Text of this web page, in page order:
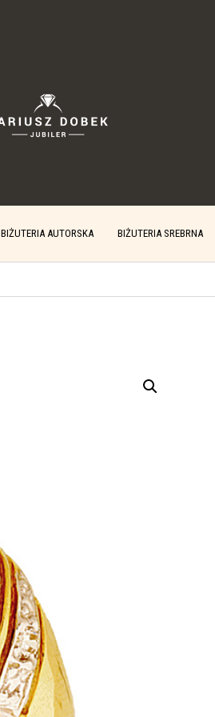
BIŻUTERIA AUTORSKA BIŻUTERIA SREBRNA